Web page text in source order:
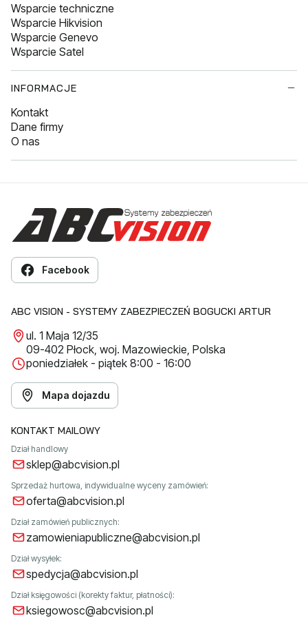
Wsparcie techniczne
Wsparcie Hikvision
Wsparcie Genevo
Wsparcie Satel
INFORMACJE
Kontakt
Dane firmy
O nas
Facebook
ABC VISION - SYSTEMY ZABEZPIECZEŃ BOGUCKI ARTUR
ul. 1 Maja 12/35
09-402 Płock, woj. Mazowieckie, Polska
poniedziałek - piątek 8:00 - 16:00
Mapa dojazdu
KONTAKT MAILOWY
Dział handlowy
sklep@abcvision.pl
Sprzedaż hurtowa, indywidualne wyceny zamówień:
oferta@abcvision.pl
Dział zamówień publicznych:
zamowieniapubliczne@abcvision.pl
Dział wysyłek:
spedycja@abcvision.pl
Dział księgowości (korekty faktur, płatności):
ksiegowosc@abcvision.pl